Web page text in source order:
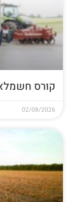
קורס
02/08/2026